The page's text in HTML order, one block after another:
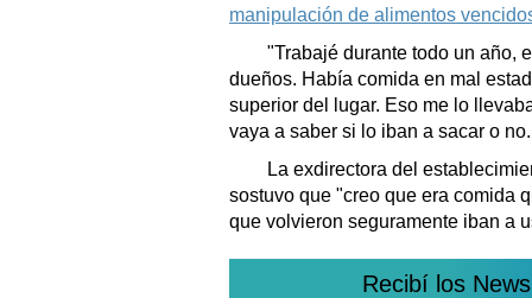
manipulación de alimentos
"Trabajé durante todo un año,
dueños. Había comida en mal
superior del lugar. Eso me lo
vaya a saber si lo iban a sacar o
La exdirectora del
sostuvo que "creo que era comida
que volvieron seguramente iban a
Recibí los